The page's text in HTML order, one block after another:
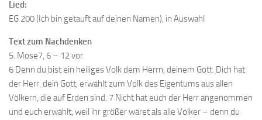
Lied:
EG 200 (Ich bin getauft auf deinen Namen), in Auswahl
Text zum Nachdenken
5. Mose7, 6 – 12 vor.
6 Denn du bist ein heiliges Volk dem Herrn, deinem Gott. Dich hat
der Herr, dein Gott, erwählt zum Volk des Eigentums aus allen
Völkern, die auf Erden sind. 7 Nicht hat euch der Herr angenommen
und euch erwählt, weil ihr größer wäret als alle Völker – denn du